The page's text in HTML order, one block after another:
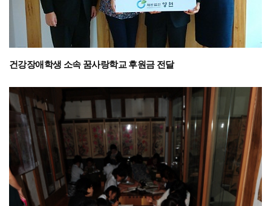
건강장애학생 소속 꿈사랑학교 후원금 전달